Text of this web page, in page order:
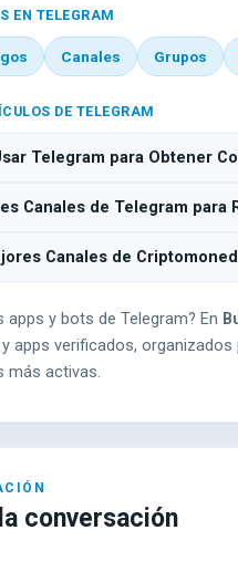
EN TELEGRAM
Canales Grupos
DE TELEGRAM
Telegram para Obtener
Canales de Telegram para
Canales de
apps y bots de Telegram? En
apps verificados,
más activas.
conversación